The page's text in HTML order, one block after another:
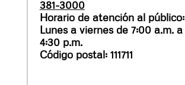
381-3000
Horario de atención al público:
Lunes a viernes de 7:00 a.m. a
4:30 p.m.
Código postal: 111711